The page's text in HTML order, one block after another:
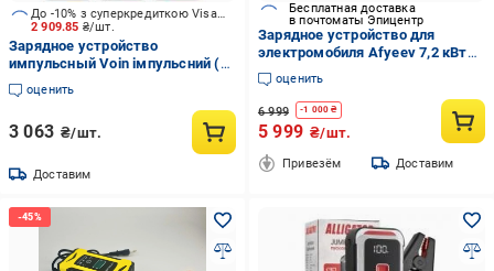
2 909.85 ₴/шт.
До -10% з суперкредиткою Visa Вигода
Зарядное устройство
импульсный Voin імпульсний (3-
150AHR/LCD) 150 А/год (VL-157
(10))
оценить
3 063 ₴/шт.
Доставим
Бесплатная доставка
в почтоматы Эпицентр
Зарядное устройство для
электромобиля Afyeev 7,2 кВт
32A 1-фаза Type 2 WI-FI APP
оценить
6 999 -1 000 ₴
5 999 ₴/шт.
Привезём Доставим